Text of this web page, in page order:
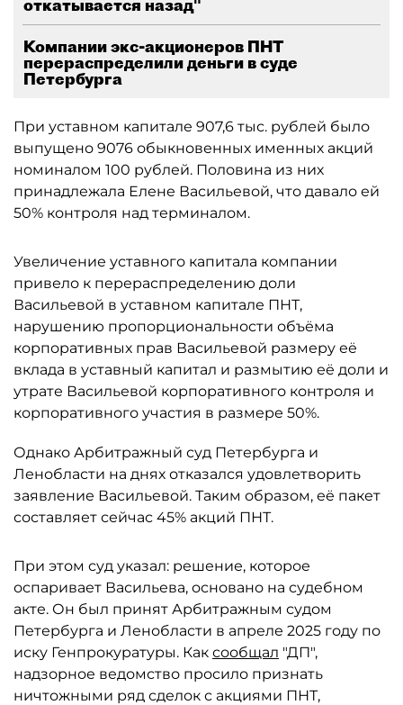
откатывается назад"
Компании экс-акционеров ПНТ
перераспределили деньги в суде
Петербурга
При уставном капитале 907,6 тыс. рублей было
выпущено 9076 обыкновенных именных акций
номиналом 100 рублей. Половина из них
принадлежала Елене Васильевой, что давало ей
50% контроля над терминалом.
Увеличение уставного капитала компании
привело к перераспределению доли
Васильевой в уставном капитале ПНТ,
нарушению пропорциональности объёма
корпоративных прав Васильевой размеру её
вклада в уставный капитал и размытию её доли и
утрате Васильевой корпоративного контроля и
корпоративного участия в размере 50%.
Однако Арбитражный суд Петербурга и
Ленобласти на днях отказался удовлетворить
заявление Васильевой. Таким образом, её пакет
составляет сейчас 45% акций ПНТ.
При этом суд указал: решение, которое
оспаривает Васильева, основано на судебном
акте. Он был принят Арбитражным судом
Петербурга и Ленобласти в апреле 2025 году по
иску Генпрокуратуры. Как сообщал "ДП",
надзорное ведомство просило признать
ничтожными ряд сделок с акциями ПНТ,